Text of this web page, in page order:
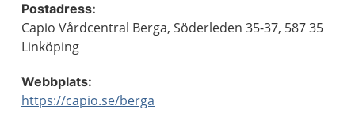
Postadress:
Capio Vårdcentral Berga, Söderleden 35-37, 587 35
Linköping
Webbplats:
https://capio.se/berga